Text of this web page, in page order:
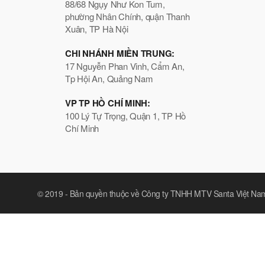
88/68 Ngụy Như Kon Tum,
phường Nhân Chính, quận Thanh
Xuân, TP Hà Nội
CHI NHÁNH MIỀN TRUNG:
17 Nguyễn Phan Vinh, Cẩm An,
Tp Hội An, Quảng Nam
VP TP HỒ CHÍ MINH:
100 Lý Tự Trọng, Quận 1, TP Hồ
Chí Minh
© 2019 - Bản quyền thuộc về Công ty TNHH MTV Santa Việt